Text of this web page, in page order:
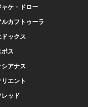
ャケ・ドロー
ルカフトゥーラ
ドックス
ポス
シアナス
リエント
レッド